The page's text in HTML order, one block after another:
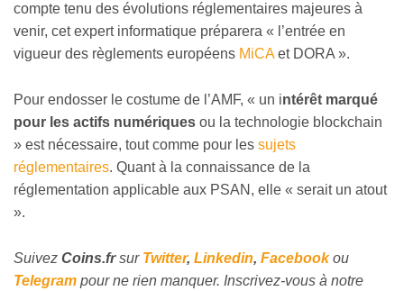
compte tenu des évolutions réglementaires majeures à
venir, cet expert informatique préparera « l’entrée en
vigueur des règlements européens MiCAet DORA ».
Pour endosser le costume de l’AMF, « un intérêt marqué
pour les actifs numériques ou la technologie blockchain
» est nécessaire, tout comme pour les sujets
réglementaires. Quant à la connaissance de la
réglementation applicable aux PSAN, elle « serait un atout
».
Suivez Coins.frsur Twitter, Linkedin, Facebookou
Telegram pour ne rien manquer. Inscrivez-vous à notre